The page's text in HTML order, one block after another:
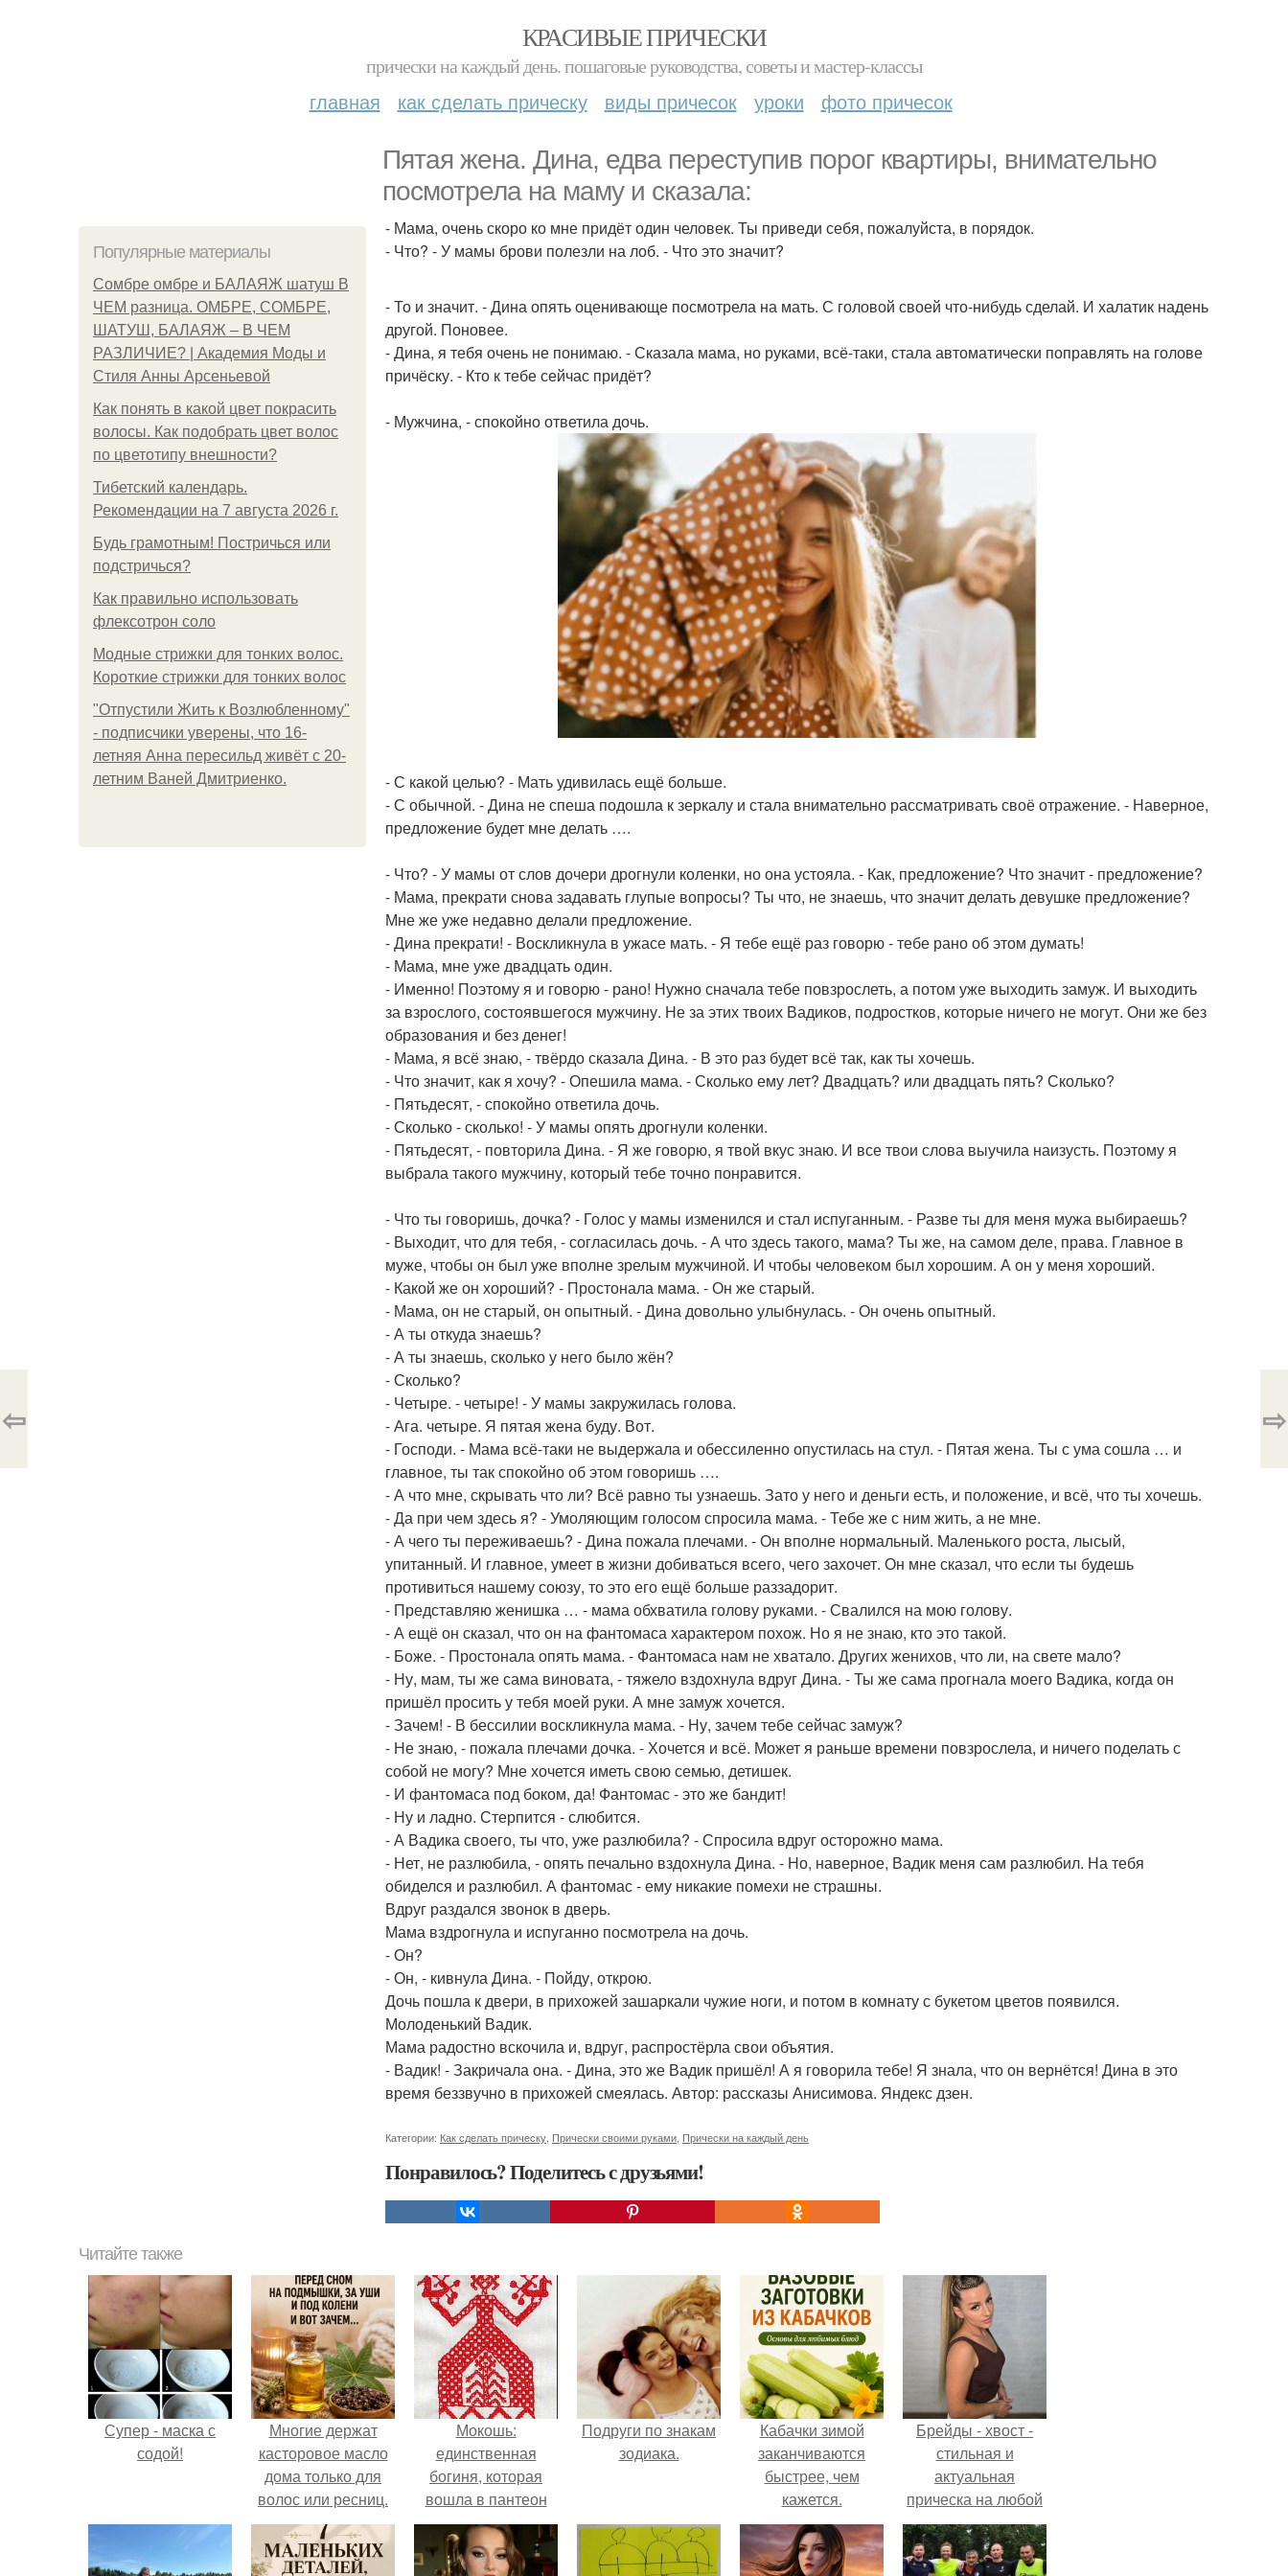
КРАСИВЫЕ ПРИЧЕСКИ
прически на каждый день. пошаговые руководства, советы и мастер-классы
главная как сделать прическу виды причесок уроки фото причесок
Пятая жена. Дина, едва переступив порог квартиры, внимательно
посмотрела на маму и сказала:
Популярные материалы
Сомбре омбре и БАЛАЯЖ шатуш В
ЧЕМ разница. ОМБРЕ, СОМБРЕ,
ШАТУШ, БАЛАЯЖ – В ЧЕМ
РАЗЛИЧИЕ? | Академия Моды и
Стиля Анны Арсеньевой
Как понять в какой цвет покрасить
волосы. Как подобрать цвет волос
по цветотипу внешности?
Тибетский календарь.
Рекомендации на 7 августа 2026 г.
Будь грамотным! Постричься или
подстричься?
Как правильно использовать
флексотрон соло
Модные стрижки для тонких волос.
Короткие стрижки для тонких волос
"Отпустили Жить к Возлюбленному"
- подписчики уверены, что 16-
летняя Анна пересильд живёт с 20-
летним Ваней Дмитриенко.
- Мама, очень скоро ко мне придёт один человек. Ты приведи себя, пожалуйста, в порядок.
- Что? - У мамы брови полезли на лоб. - Что это значит?
- То и значит. - Дина опять оценивающе посмотрела на мать. С головой своей что-нибудь сделай. И халатик надень
другой. Поновее.
- Дина, я тебя очень не понимаю. - Сказала мама, но руками, всё-таки, стала автоматически поправлять на голове
причёску. - Кто к тебе сейчас придёт?
- Мужчина, - спокойно ответила дочь.
- С какой целью? - Мать удивилась ещё больше.
- С обычной. - Дина не спеша подошла к зеркалу и стала внимательно рассматривать своё отражение. - Наверное,
предложение будет мне делать ….
- Что? - У мамы от слов дочери дрогнули коленки, но она устояла. - Как, предложение? Что значит - предложение?
- Мама, прекрати снова задавать глупые вопросы? Ты что, не знаешь, что значит делать девушке предложение?
Мне же уже недавно делали предложение.
- Дина прекрати! - Воскликнула в ужасе мать. - Я тебе ещё раз говорю - тебе рано об этом думать!
- Мама, мне уже двадцать один.
- Именно! Поэтому я и говорю - рано! Нужно сначала тебе повзрослеть, а потом уже выходить замуж. И выходить
за взрослого, состоявшегося мужчину. Не за этих твоих Вадиков, подростков, которые ничего не могут. Они же без
образования и без денег!
- Мама, я всё знаю, - твёрдо сказала Дина. - В это раз будет всё так, как ты хочешь.
- Что значит, как я хочу? - Опешила мама. - Сколько ему лет? Двадцать? или двадцать пять? Сколько?
- Пятьдесят, - спокойно ответила дочь.
- Сколько - сколько! - У мамы опять дрогнули коленки.
- Пятьдесят, - повторила Дина. - Я же говорю, я твой вкус знаю. И все твои слова выучила наизусть. Поэтому я
выбрала такого мужчину, который тебе точно понравится.
- Что ты говоришь, дочка? - Голос у мамы изменился и стал испуганным. - Разве ты для меня мужа выбираешь?
- Выходит, что для тебя, - согласилась дочь. - А что здесь такого, мама? Ты же, на самом деле, права. Главное в
муже, чтобы он был уже вполне зрелым мужчиной. И чтобы человеком был хорошим. А он у меня хороший.
- Какой же он хороший? - Простонала мама. - Он же старый.
- Мама, он не старый, он опытный. - Дина довольно улыбнулась. - Он очень опытный.
- А ты откуда знаешь?
- А ты знаешь, сколько у него было жён?
- Сколько?
- Четыре. - четыре! - У мамы закружилась голова.
- Ага. четыре. Я пятая жена буду. Вот.
- Господи. - Мама всё-таки не выдержала и обессиленно опустилась на стул. - Пятая жена. Ты с ума сошла … и
главное, ты так спокойно об этом говоришь ….
- А что мне, скрывать что ли? Всё равно ты узнаешь. Зато у него и деньги есть, и положение, и всё, что ты хочешь.
- Да при чем здесь я? - Умоляющим голосом спросила мама. - Тебе же с ним жить, а не мне.
- А чего ты переживаешь? - Дина пожала плечами. - Он вполне нормальный. Маленького роста, лысый,
упитанный. И главное, умеет в жизни добиваться всего, чего захочет. Он мне сказал, что если ты будешь
противиться нашему союзу, то это его ещё больше раззадорит.
- Представляю женишка … - мама обхватила голову руками. - Свалился на мою голову.
- А ещё он сказал, что он на фантомаса характером похож. Но я не знаю, кто это такой.
- Боже. - Простонала опять мама. - Фантомаса нам не хватало. Других женихов, что ли, на свете мало?
- Ну, мам, ты же сама виновата, - тяжело вздохнула вдруг Дина. - Ты же сама прогнала моего Вадика, когда он
пришёл просить у тебя моей руки. А мне замуж хочется.
- Зачем! - В бессилии воскликнула мама. - Ну, зачем тебе сейчас замуж?
- Не знаю, - пожала плечами дочка. - Хочется и всё. Может я раньше времени повзрослела, и ничего поделать с
собой не могу? Мне хочется иметь свою семью, детишек.
- И фантомаса под боком, да! Фантомас - это же бандит!
- Ну и ладно. Стерпится - слюбится.
- А Вадика своего, ты что, уже разлюбила? - Спросила вдруг осторожно мама.
- Нет, не разлюбила, - опять печально вздохнула Дина. - Но, наверное, Вадик меня сам разлюбил. На тебя
обиделся и разлюбил. А фантомас - ему никакие помехи не страшны.
Вдруг раздался звонок в дверь.
Мама вздрогнула и испуганно посмотрела на дочь.
- Он?
- Он, - кивнула Дина. - Пойду, открою.
Дочь пошла к двери, в прихожей зашаркали чужие ноги, и потом в комнату с букетом цветов появился.
Молоденький Вадик.
Мама радостно вскочила и, вдруг, распростёрла свои объятия.
- Вадик! - Закричала она. - Дина, это же Вадик пришёл! А я говорила тебе! Я знала, что он вернётся! Дина в это
время беззвучно в прихожей смеялась. Автор: рассказы Анисимова. Яндекс дзен.
Категории: Как сделать прическу Прически своими руками Прически на каждый день
Понравилось? Поделитесь с друзьями!
⇦ ⇨
Читайте также
Супер - маска с
содой!
Многие держат
касторовое масло
дома только для
волос или ресниц.
Мокошь:
единственная
богиня, которая
вошла в пантеон
князя Владимира.
Подруги по знакам
зодиака.
Кабачки зимой
заканчиваются
быстрее, чем
кажется.
Брейды - хвост -
стильная и
актуальная
прическа на любой
случай.